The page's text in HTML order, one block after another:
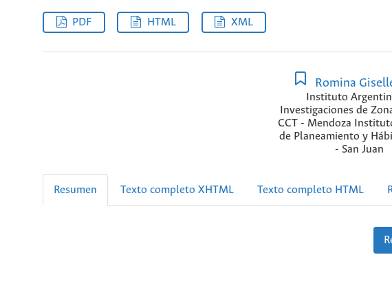
PDF HTML XML
Romina
Instituto
Investigaciones de
CCT - Mendoza
de Planeamiento y
- San Juan
Resumen Texto completo XHTML Texto completo HTML